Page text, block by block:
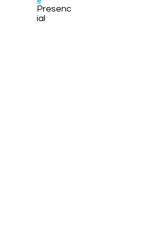
Presenc
ial